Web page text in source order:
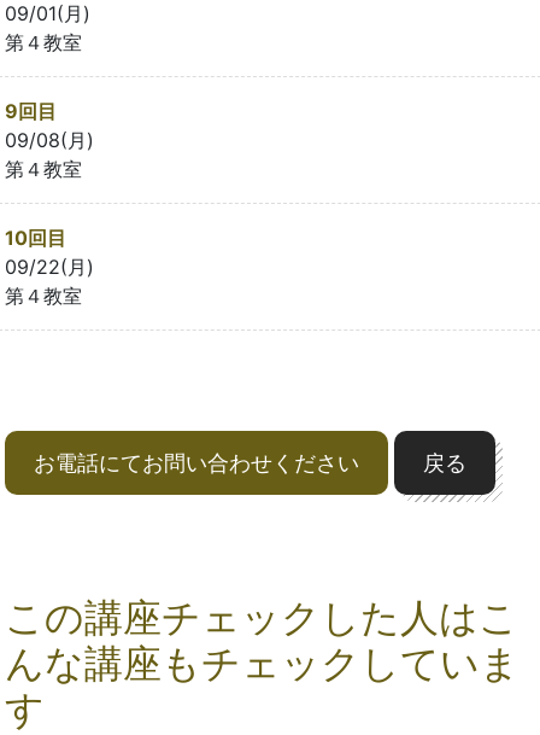
09/01(月)
第４教室
9回目
09/08(月)
第４教室
10回目
09/22(月)
第４教室
お電話にてお問い合わせください 戻る
この講座チェックした人はこ
んな講座もチェックしていま
す